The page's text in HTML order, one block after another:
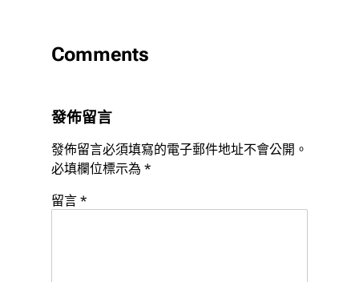
Comments
發佈留言
發佈留言必須填寫的電子郵件地址不會公開。
必填欄位標示為 *
留言 *